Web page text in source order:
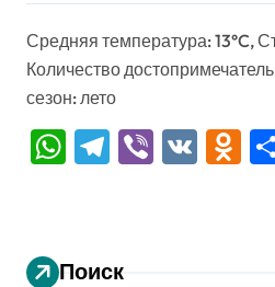
Средняя температура: 13°C,
Количество
сезон: лето
WhatsApp
Telegram
Viber
VK
Поиск